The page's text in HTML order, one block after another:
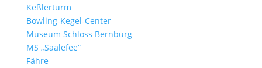
Keßlerturm
Bowling-Kegel-Center
Museum Schloss Bernburg
MS „Saalefee“
Fähre